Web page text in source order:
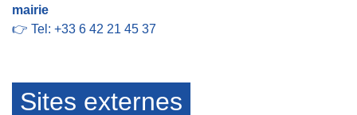
mairie
👉 Tel: +33 6 42 21 45 37
Sites externes